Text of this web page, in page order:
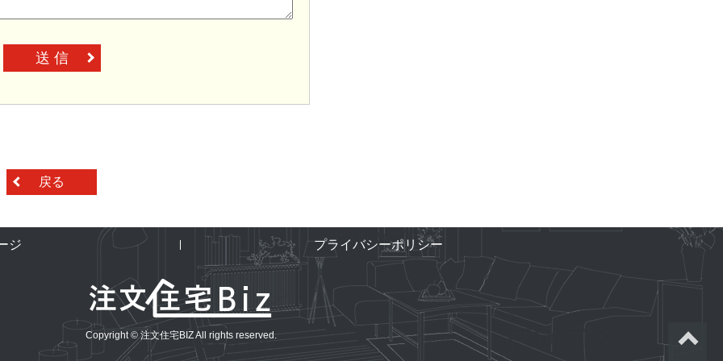
送 信
戻る
ジ プライバシーポリシー
Copyright © 注文住宅BIZ All rights reserved.